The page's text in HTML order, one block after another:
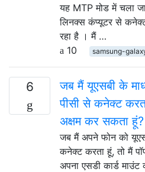
यह MTP मोड में चला
लिनक्स कंप्यूटर से
रहा है । मैं …
10
samsung-
6
जब मैं यूएसबी के
पीसी से कनेक्ट
अक्षम कर सकता हूं?
जब मैं अपने फोन को
कनेक्ट करता हूं, तो मैं
अपना एसडी कार्ड